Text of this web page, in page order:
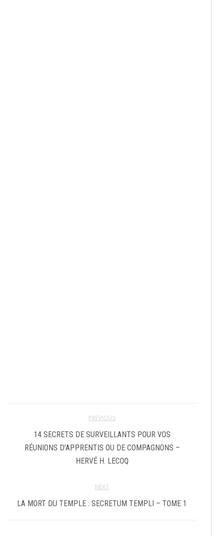
PREVIOUS
14 SECRETS DE SURVEILLANTS POUR VOS
RÉUNIONS D’APPRENTIS OU DE COMPAGNONS –
HERVÉ H. LECOQ
NEXT
LA MORT DU TEMPLE : SECRETUM TEMPLI – TOME 1